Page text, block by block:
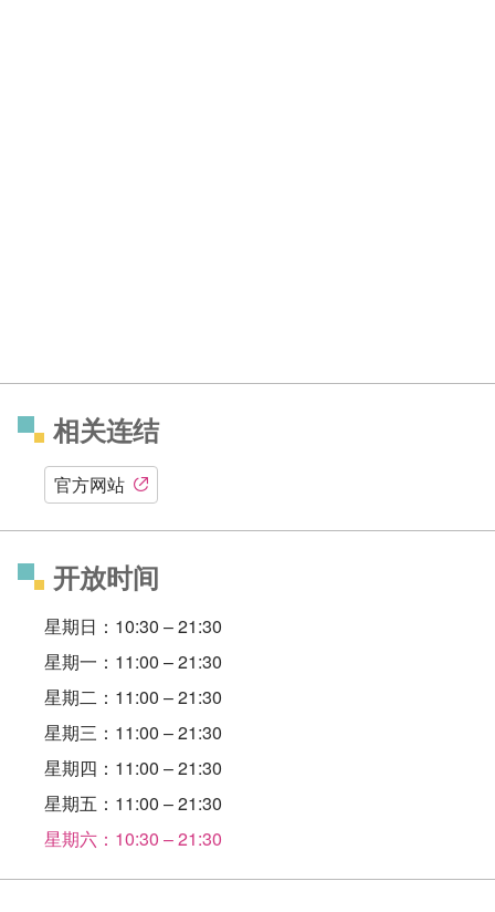
相关连结
官方网站
开放时间
星期日：10:30 – 21:30
星期一：11:00 – 21:30
星期二：11:00 – 21:30
星期三：11:00 – 21:30
星期四：11:00 – 21:30
星期五：11:00 – 21:30
星期六：10:30 – 21:30